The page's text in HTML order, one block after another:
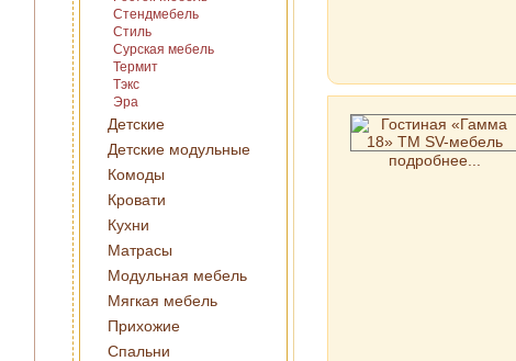
Стендмебель
Стиль
Сурская мебель
Термит
Тэкс
Эра
Детские
Детские модульные
Комоды
Кровати
Кухни
Матрасы
Модульная мебель
Мягкая мебель
Прихожие
Спальни
подробнее...